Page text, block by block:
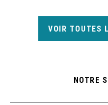
VOIR TOUTES
NOTRE